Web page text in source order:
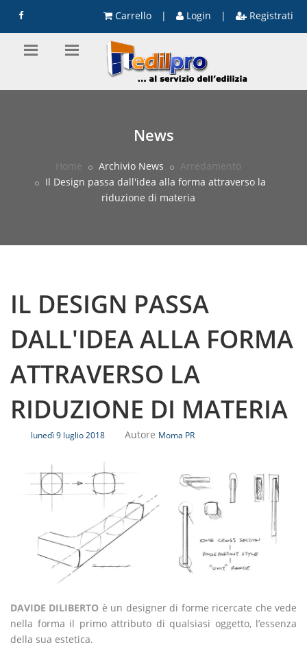
Carrello | Login | Registrati
News
Home Archivio News
Arredamento
Il Design passa dall'idea alla forma attraverso la
riduzione di materia
IL DESIGN PASSA
DALL'IDEA ALLA FORMA
ATTRAVERSO LA
RIDUZIONE DI MATERIA
lunedì 9 luglio 2018 Autore Moma PR
DAVIDE DILIBERTO è un designer di forme ricercate che vede
nella forma il primo attributo di qualsiasi oggetto, l’essenza
della sua estetica.